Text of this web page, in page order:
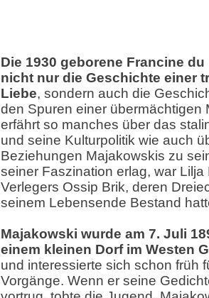
Die 1930 geborene Francine
nicht nur die Geschichte einer
Liebe, sondern auch die
den Spuren einer übermächtigen
erfährt so manches über das
und seine Kulturpolitik wie auch
Beziehungen Majakowskis zu
seiner Faszination erlag, war
Verlegers Ossip Brik, deren
seinem Lebensende Bestand
Majakowski wurde am 7. Juli
einem kleinen Dorf im Westen
und interessierte sich schon früh
Vorgänge. Wenn er seine